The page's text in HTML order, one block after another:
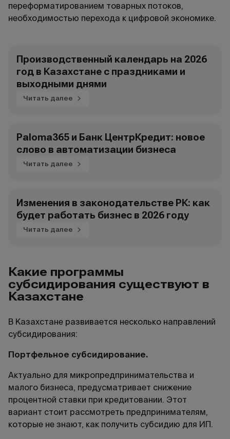
переформатированием товарных потоков,
необходимостью перехода к цифровой экономике.
Производственный календарь на 2026
год в Казахстане с праздниками и
выходными днями
Читать далее
Paloma365 и Банк ЦентрКредит: новое
слово в автоматизации бизнеса
Читать далее
Изменения в законодательстве РК: как
будет работать бизнес в 2026 году
Читать далее
Какие программы
субсидирования существуют в
Казахстане
В Казахстане развивается несколько направлений
субсидирования:
Портфельное субсидирование.
Актуально для микропредпринимательства и
малого бизнеса, предусматривает снижение
процентной ставки при кредитовании. Этот
вариант стоит рассмотреть предпринимателям,
которые не знают, как получить субсидию для ИП.